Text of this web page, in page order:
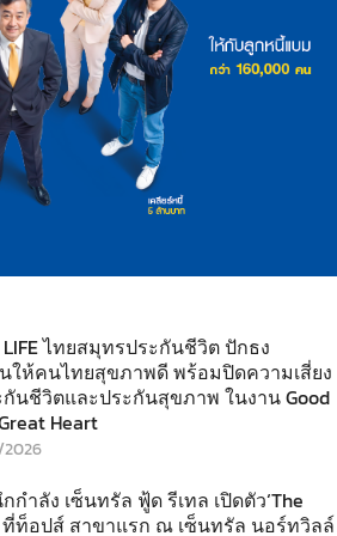
LIFE ไทยสมุทรประกันชีวิต ปักธง
ให้คนไทยสุขภาพดี พร้อมปิดความเสี่ยง
นชีวิตและประกันสุขภาพ ในงาน Good
Heart
กกำลัง เซ็นทรัล ฟู้ด รีเทล เปิดตัว‘The
ที่ท็อปส์ สาขาแรก ณ เซ็นทรัล นอร์ทวิลล์